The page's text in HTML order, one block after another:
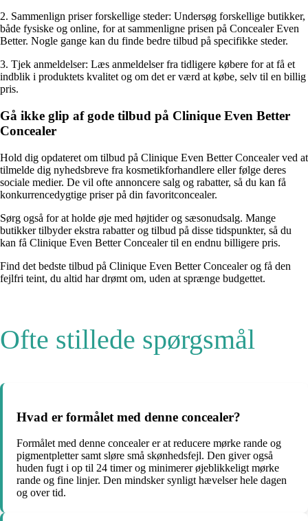
2. Sammenlign priser forskellige steder: Undersøg forskellige butikker,
både fysiske og online, for at sammenligne prisen på Concealer Even
Better. Nogle gange kan du finde bedre tilbud på specifikke steder.
3. Tjek anmeldelser: Læs anmeldelser fra tidligere købere for at få et
indblik i produktets kvalitet og om det er værd at købe, selv til en billig
pris.
Gå ikke glip af gode tilbud på Clinique Even Better
Concealer
Hold dig opdateret om tilbud på Clinique Even Better Concealer ved at
tilmelde dig nyhedsbreve fra kosmetikforhandlere eller følge deres
sociale medier. De vil ofte annoncere salg og rabatter, så du kan få
konkurrencedygtige priser på din favoritconcealer.
Sørg også for at holde øje med højtider og sæsonudsalg. Mange
butikker tilbyder ekstra rabatter og tilbud på disse tidspunkter, så du
kan få Clinique Even Better Concealer til en endnu billigere pris.
Find det bedste tilbud på Clinique Even Better Concealer og få den
fejlfri teint, du altid har drømt om, uden at sprænge budgettet.
Ofte stillede spørgsmål
Hvad er formålet med denne concealer?
Formålet med denne concealer er at reducere mørke rande og
pigmentpletter samt sløre små skønhedsfejl. Den giver også
huden fugt i op til 24 timer og minimerer øjeblikkeligt mørke
rande og fine linjer. Den mindsker synligt hævelser hele dagen
og over tid.